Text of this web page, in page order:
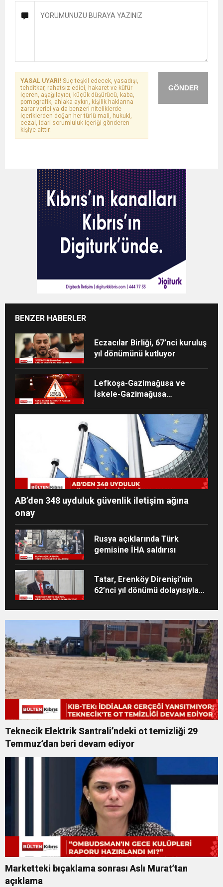
GÖNDER
YASAL UYARI! Suç teşkil edecek, yasadışı,
tehditkar, rahatsız edici, hakaret ve küfür
içeren, aşağılayıcı, küçük düşürücü, kaba,
pornografik, ahlaka aykırı, kişilik haklarına
zarar verici ya da benzeri niteliklerde
içeriklerden doğan her türlü mali, hukuki,
cezai, idari sorumluluk içeriği gönderen
kişiye aittir.
BENZER HABERLER
Eczacılar Birliği, 67’nci kuruluş
yıl dönümünü kutluyor
Lefkoşa-Gazimağusa ve
İskele-Gazimağusa
geldi
AB’den 348 uyduluk güvenlik iletişim ağına
onay
Rusya açıklarında Türk
gemisine İHA saldırısı
Tatar, Erenköy Direnişi’nin
62’nci yıl dönümü dolayısıyla
Teknecik Elektrik Santrali’ndeki ot temizliği 29
Temmuz’dan beri devam ediyor
Marketteki bıçaklama sonrası Aslı Murat’tan
açıklama